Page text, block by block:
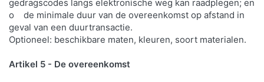
gedragscodes langs elektronische weg kan raadplegen; en
o de minimale duur van de overeenkomst op afstand in
geval van een duurtransactie.
Optioneel: beschikbare maten, kleuren, soort materialen.
Artikel 5 - De overeenkomst